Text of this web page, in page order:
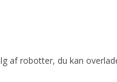
af robotter, du kan